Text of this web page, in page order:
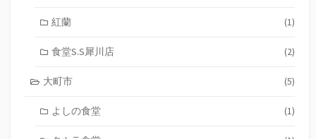
紅蘭 (1)
食堂S.S犀川店 (2)
大町市 (5)
よしの食堂 (1)